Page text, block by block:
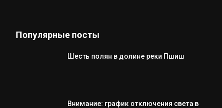
Популярные посты
Шесть полян в долине реки Пшиш
Внимание: график отключения света в